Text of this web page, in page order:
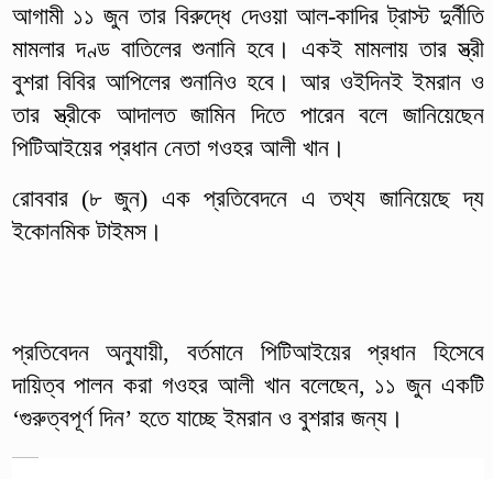
আগামী ১১ জুন তার বিরুদ্ধে দেওয়া আল-কাদির ট্রাস্ট দুর্নীতি
মামলার দণ্ড বাতিলের শুনানি হবে। একই মামলায় তার স্ত্রী
বুশরা বিবির আপিলের শুনানিও হবে। আর ওইদিনই ইমরান ও
তার স্ত্রীকে আদালত জামিন দিতে পারেন বলে জানিয়েছেন
পিটিআইয়ের প্রধান নেতা গওহর আলী খান।
রোববার (৮ জুন) এক প্রতিবেদনে এ তথ্য জানিয়েছে দ্য
ইকোনমিক টাইমস।
প্রতিবেদন অনুযায়ী, বর্তমানে পিটিআইয়ের প্রধান হিসেবে
দায়িত্ব পালন করা গওহর আলী খান বলেছেন, ১১ জুন একটি
‘গুরুত্বপূর্ণ দিন’ হতে যাচ্ছে ইমরান ও বুশরার জন্য।